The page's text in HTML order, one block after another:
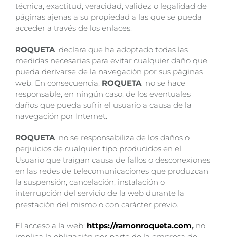
técnica, exactitud, veracidad, validez o legalidad de
páginas ajenas a su propiedad a las que se pueda
acceder a través de los enlaces.
ROQUETA declara que ha adoptado todas las
medidas necesarias para evitar cualquier daño que
pueda derivarse de la navegación por sus páginas
web. En consecuencia, ROQUETA no se hace
responsable, en ningún caso, de los eventuales
daños que pueda sufrir el usuario a causa de la
navegación por Internet.
ROQUETA no se responsabiliza de los daños o
perjuicios de cualquier tipo producidos en el
Usuario que traigan causa de fallos o desconexiones
en las redes de telecomunicaciones que produzcan
la suspensión, cancelación, instalación o
interrupción del servicio de la web durante la
prestación del mismo o con carácter previo.
El acceso a la web: https://ramonroqueta.com, no